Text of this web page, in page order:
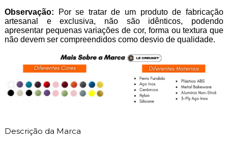
Observação:
Por se tratar de um produto de fabricação
artesanal e exclusiva, não são idênticos, podendo
apresentar pequenas variações de cor, forma ou textura que
não devem ser compreendidos como desvio de qualidade.
Descrição da Marca